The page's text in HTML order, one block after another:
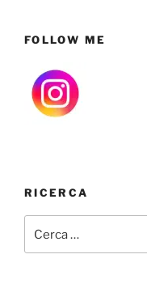
FOLLOW ME
RICERCA